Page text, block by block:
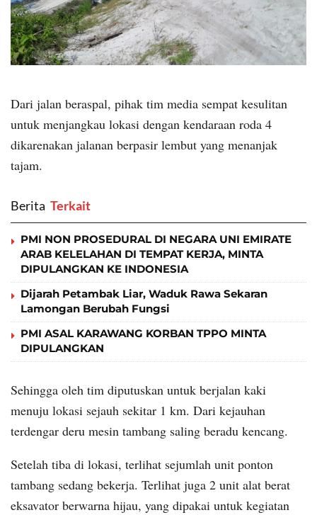
Dari jalan beraspal, pihak tim media sempat kesulitan
untuk menjangkau lokasi dengan kendaraan roda 4
dikarenakan jalanan berpasir lembut yang menanjak
tajam.
Berita ‎ Terkait
PMI NON PROSEDURAL DI NEGARA UNI EMIRATE
ARAB KELELAHAN DI TEMPAT KERJA, MINTA
DIPULANGKAN KE INDONESIA
Dijarah Petambak Liar, Waduk Rawa Sekaran
Lamongan Berubah Fungsi
PMI ASAL KARAWANG KORBAN TPPO MINTA
DIPULANGKAN
Sehingga oleh tim diputuskan untuk berjalan kaki
menuju lokasi sejauh sekitar 1 km. Dari kejauhan
terdengar deru mesin tambang saling beradu kencang.
Setelah tiba di lokasi, terlihat sejumlah unit ponton
tambang sedang bekerja. Terlihat juga 2 unit alat berat
eksavator berwarna hijau, yang dipakai untuk kegiatan